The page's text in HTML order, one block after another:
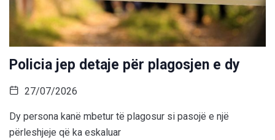
Policia jep detaje për plagosjen e dy
27/07/2026
Dy persona kanë mbetur të plagosur si pasojë e një
përleshjeje që ka eskaluar